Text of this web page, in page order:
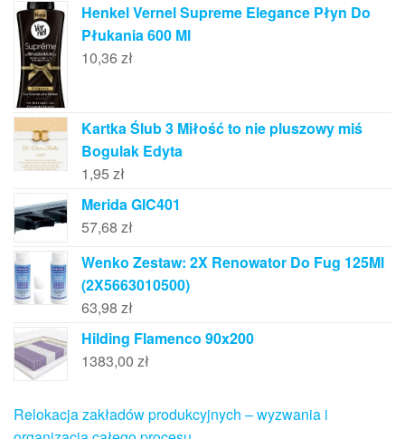
Henkel Vernel Supreme Elegance Płyn Do
Płukania 600 Ml
10,36 zł
Kartka Ślub 3 Miłość to nie pluszowy miś
Bogulak Edyta
1,95 zł
Merida GIC401
57,68 zł
Wenko Zestaw: 2X Renowator Do Fug 125Ml
(2X5663010500)
63,98 zł
Hilding Flamenco 90x200
1383,00 zł
Relokacja zakładów produkcyjnych – wyzwania i